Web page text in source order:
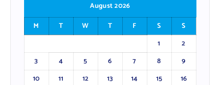
August 2026
M
T W T F S
S
1
2
3
4 5 6 7 8
9
10
11 12 13 14 15
16